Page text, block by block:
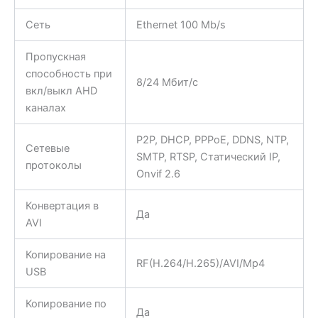
Сеть Ethernet 100 Mb/s
Пропускная
способность при
вкл/выкл AHD
каналах
8/24 Мбит/с
Сетевые
протоколы
P2P, DHCP, PPPoE, DDNS, NTP,
SMTP, RTSP, Статический IP,
Onvif 2.6
Конвертация в
AVI
Да
Копирование на
USB
RF(H.264/H.265)/AVI/Mp4
Копирование по
Да